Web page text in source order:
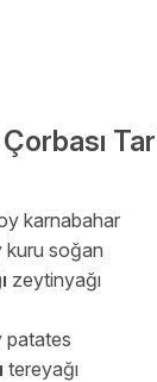
karnabahar
kuru soğan
zeytinyağı
patates
tereyağı